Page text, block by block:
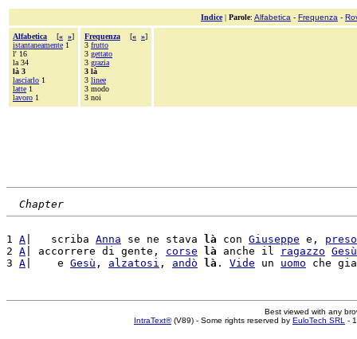
Indice| Parole: Alfabetica - Frequenza -
Alfabetica [« »]
istantaneamente 1
l' 16
la 34
là 3
lasciarlo 1
latte 1
lavoro 1
Frequenza [« »]
3 frutto
3 gettato
3 grazia
3 là
3 linee
3 modo
3 noi
Chapter
1 A |   scriba Anna se ne stava là con Giuseppe e, preso
2 A | accorrere di gente, corse là anche il ragazzo Gesù
3 A |    e Gesù , alzatosi , andò là . Vide un uomo
Best viewed with any
IntraText®(V89) - Some rights reserved by EuloTech SRL -